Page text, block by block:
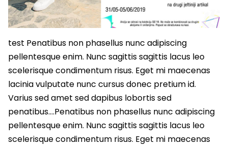
test Penatibus non phasellus nunc adipiscing
pellentesque enim. Nunc sagittis sagittis lacus leo
scelerisque condimentum risus. Eget mi maecenas
lacinia vulputate nunc cursus donec pretium id.
Varius sed amet sed dapibus lobortis sed
penatibus….Penatibus non phasellus nunc adipiscing
pellentesque enim. Nunc sagittis sagittis lacus leo
scelerisque condimentum risus. Eget mi maecenas